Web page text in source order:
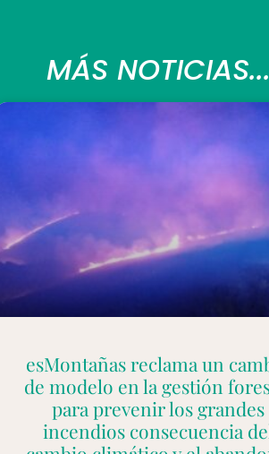
MÁS NOTICIAS...
esMontañas reclama un
de modelo en la gestión
para prevenir los grandes
incendios consecuencia